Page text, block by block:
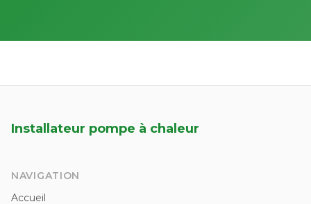
Installateur pompe à chaleur
NAVIGATION
Accueil